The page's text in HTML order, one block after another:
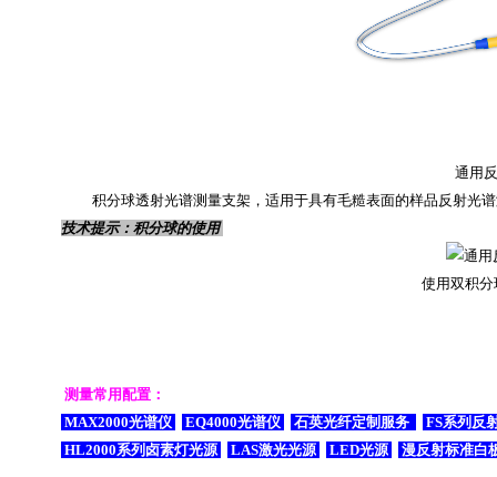
通用
积分球透射光谱测量支架，适用于具有毛糙表面的样品反射光
技术提示：积分球的使用
使用双积
测量常用配置：
MAX2000光谱仪
EQ4000光谱仪 石英光纤定制服务 FS系列反
HL2000系列卤素灯光源 LAS激光光源 LED光源 漫反射标准白